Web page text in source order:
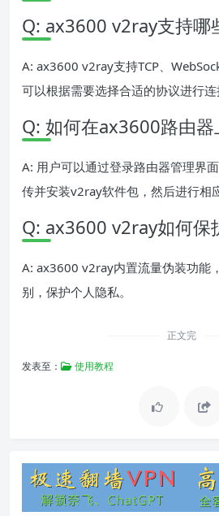
Q: ax3600 v2ray支持哪
A: ax3600 v2ray支持TCP、
可以根据需要选择合适的协议进行连
Q: 如何在ax3600路由器
A: 用户可以通过登录路由器管理界
传并安装v2ray软件包，然后进行相
Q: ax3600 v2ray如何保
A: ax3600 v2ray内置流量伪装功能
别，保护个人隐私。
正文完
发表至： 使用教程